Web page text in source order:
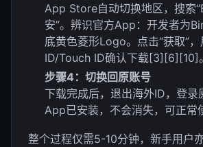
App Store自动切换地区，搜索
安”。辨识官方App：开发者为
底黄色菱形Logo。点击“获取”
ID/Touch ID确认下载[3][6][10]。
步骤4：切换回原账号
下载完成后，退出海外ID，登录
App已安装，不会消失，可正常
整个过程仅需5-10分钟，新手用户